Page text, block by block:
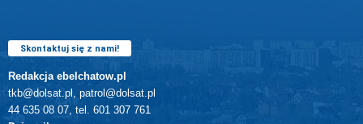
Skontaktuj się z nami!
Redakcja ebelchatow.pl
tkb@dolsat.pl, patrol@dolsat.pl
44 635 08 07, tel. 601 307 761